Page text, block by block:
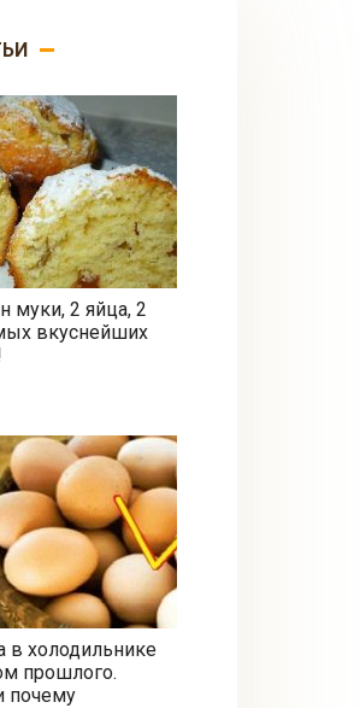
муки, 2 яйца, 2
вкуснейших
в холодильнике
прошлого.
почему